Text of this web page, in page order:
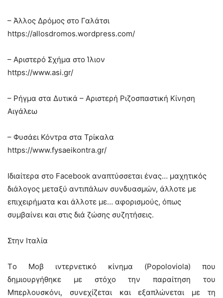
– Άλλος Δρόμος στο Γαλάτσι
https://allosdromos.wordpress.com/
– Αριστερό Σχήμα στο Ίλιον
https://www.asi.gr/
– Ρήγμα στα Δυτικά – Αριστερή Ριζοσπαστική Κίνηση
Αιγάλεω
– Φυσάει Κόντρα στα Τρίκαλα
https://www.fysaeikontra.gr/
Ιδιαίτερα στο Facebook αναπτύσσεται ένας… μαχητικός
διάλογος μεταξύ αντιπάλων συνδυασμών, άλλοτε με
επιχειρήματα και άλλοτε με… αφορισμούς, όπως
συμβαίνει και στις διά ζώσης συζητήσεις.
Στην Ιταλία
Tο Μοβ ιντερνετικό κίνημα (Popoloviola) που
δημιουργήθηκε με στόχο την παραίτηση του
Μπερλουσκόνι, συνεχίζεται και εξαπλώνεται με τη